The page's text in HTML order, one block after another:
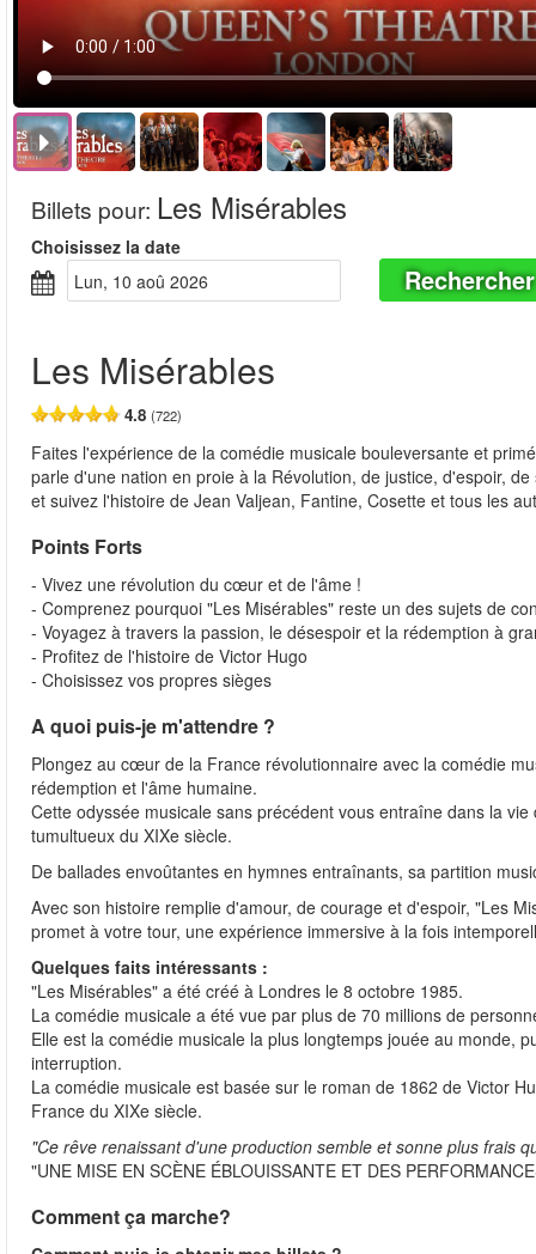
Billets pour: Les Misérables
Choisissez la date
lun, 10 aoû 2026
Rechercher
Les Misérables
4.8 (722)
Faites l'expérience de la comédie musicale bouleversante et
parle d'une nation en proie à la Révolution, de justice, d'espoir,
et suivez l'histoire de Jean Valjean, Fantine, Cosette et tous les
Points Forts
- Vivez une révolution du cœur et de l'âme !
- Comprenez pourquoi "Les Misérables" reste un des sujets de
- Voyagez à travers la passion, le désespoir et la rédemption à
- Profitez de l'histoire de Victor Hugo
- Choisissez vos propres sièges
A quoi puis-je m'attendre ?
Plongez au cœur de la France révolutionnaire avec la comédie
rédemption et l'âme humaine.
Cette odyssée musicale sans précédent vous entraîne dans la
tumultueux du XIXe siècle.
De ballades envoûtantes en hymnes entraînants, sa partition
Avec son histoire remplie d'amour, de courage et d'espoir, "Les
promet à votre tour, une expérience immersive à la fois
Quelques faits intéressants :
"Les Misérables" a été créé à Londres le 8 octobre 1985.
La comédie musicale a été vue par plus de 70 millions de
Elle est la comédie musicale la plus longtemps jouée au monde,
interruption.
La comédie musicale est basée sur le roman de 1862 de Victor
France du XIXe siècle.
"Ce rêve renaissant d'une production semble et sonne plus frais
"UNE MISE EN SCÈNE ÉBLOUISSANTE ET DES
Comment ça marche?